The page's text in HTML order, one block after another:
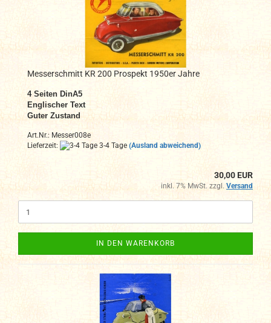
Messerschmitt KR 200 Prospekt 1950er Jahre
4 Seiten DinA5
Englischer Text
Guter Zustand
Art.Nr.: Messer008e
Lieferzeit:
3-4 Tage (Ausland abweichend)
30,00 EUR
inkl. 7% MwSt. zzgl. Versand
IN DEN WARENKORB